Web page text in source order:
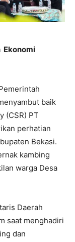
Ekonomi
baik
(CSR) PT
perhatian
Bekasi.
kambing
warga Desa
Daerah
saat menghadiri
dan